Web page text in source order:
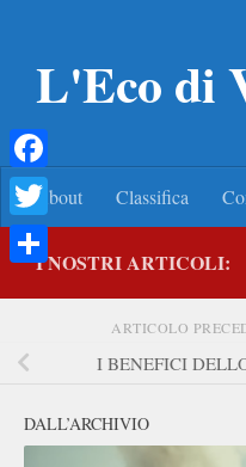
L'Eco di
About Classifica
I NOSTRI ARTICOLI:
ARTICOLO
I BENEFICI
DALL’ARCHIVIO
Facebook
Twitter